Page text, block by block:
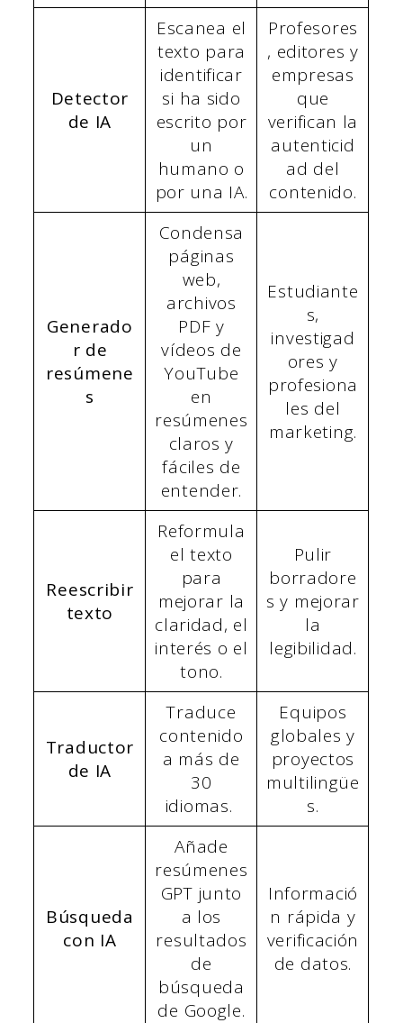
Detector
de IA
Escanea el
texto para
identificar
si ha sido
escrito por
un
humano o
por una IA.
Profesores
, editores y
empresas
que
verifican la
autenticid
ad del
contenido.
Generado
r de
resúmene
s
Condensa
páginas
web,
archivos
PDF y
vídeos de
YouTube
en
resúmenes
claros y
fáciles de
entender.
Estudiante
s,
investigad
ores y
profesiona
les del
marketing.
Reescribir
texto
Reformula
el texto
para
mejorar la
claridad, el
interés o el
tono.
Pulir
borradore
s y mejorar
la
legibilidad.
Traductor
de IA
Traduce
contenido
a más de
30
idiomas.
Equipos
globales y
proyectos
multilingüe
s.
Búsqueda
con IA
Añade
resúmenes
GPT junto
a los
resultados
de
búsqueda
de Google.
Informació
n rápida y
verificación
de datos.